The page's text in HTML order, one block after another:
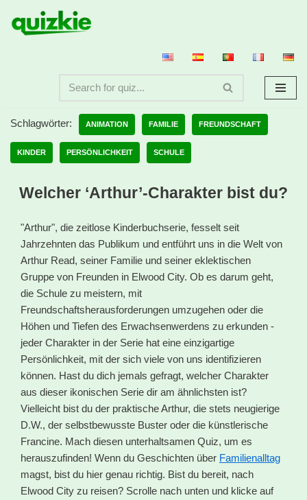
Zum
Schlagwörter: ANIMATION FAMILIE FREUNDSCHAFT
KINDER PERSÖNLICHKEIT SCHULE
Welcher ‘Arthur’-Charakter bist du?
"Arthur", die zeitlose Kinderbuchserie, fesselt seit
Jahrzehnten das Publikum und entführt uns in die Welt von
Arthur Read, seiner Familie und seiner eklektischen
Gruppe von Freunden in Elwood City. Ob es darum geht,
die Schule zu meistern, mit
Freundschaftsherausforderungen umzugehen oder die
Höhen und Tiefen des Erwachsenwerdens zu erkunden -
jeder Charakter in der Serie hat eine einzigartige
Persönlichkeit, mit der sich viele von uns identifizieren
können. Hast du dich jemals gefragt, welcher Charakter
aus dieser ikonischen Serie dir am ähnlichsten ist?
Vielleicht bist du der praktische Arthur, die stets neugierige
D.W., der selbstbewusste Buster oder die künstlerische
Francine. Mach diesen unterhaltsamen Quiz, um es
herauszufinden! Wenn du Geschichten über Familienalltag
magst, bist du hier genau richtig. Bist du bereit, nach
Elwood City zu reisen? Scrolle nach unten und klicke auf